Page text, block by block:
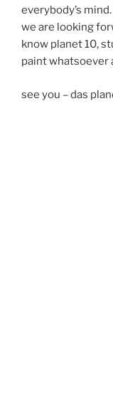
everybody’s mind.
we are looking
know planet 10,
paint whatsoever
see you – das